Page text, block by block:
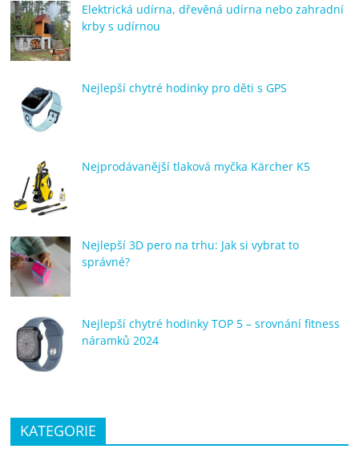
Elektrická udírna, dřevěná udírna nebo zahradní
krby s udírnou
Nejlepší chytré hodinky pro děti s GPS
Nejprodávanější tlaková myčka Kärcher K5
Nejlepší 3D pero na trhu: Jak si vybrat to
správné?
Nejlepší chytré hodinky TOP 5 – srovnání fitness
náramků 2024
KATEGORIE